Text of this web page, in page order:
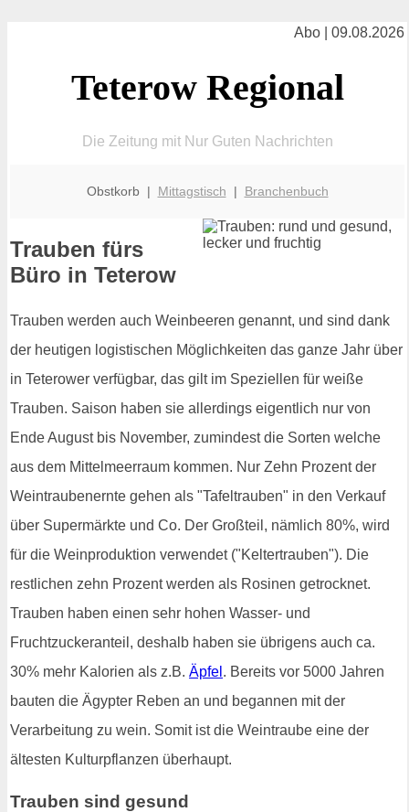
Abo | 09.08.2026
Teterow Regional
Die Zeitung mit Nur Guten Nachrichten
Obstkorb | Mittagstisch | Branchenbuch
Trauben fürs
Büro in Teterow
Trauben werden auch Weinbeeren genannt, und sind dank
der heutigen logistischen Möglichkeiten das ganze Jahr über
in Teterower verfügbar, das gilt im Speziellen für weiße
Trauben. Saison haben sie allerdings eigentlich nur von
Ende August bis November, zumindest die Sorten welche
aus dem Mittelmeerraum kommen. Nur Zehn Prozent der
Weintraubenernte gehen als "Tafeltrauben" in den Verkauf
über Supermärkte und Co. Der Großteil, nämlich 80%, wird
für die Weinproduktion verwendet ("Keltertrauben"). Die
restlichen zehn Prozent werden als Rosinen getrocknet.
Trauben haben einen sehr hohen Wasser- und
Fruchtzuckeranteil, deshalb haben sie übrigens auch ca.
30% mehr Kalorien als z.B. Äpfel . Bereits vor 5000 Jahren
bauten die Ägypter Reben an und begannen mit der
Verarbeitung zu wein. Somit ist die Weintraube eine der
ältesten Kulturpflanzen überhaupt.
Trauben sind gesund